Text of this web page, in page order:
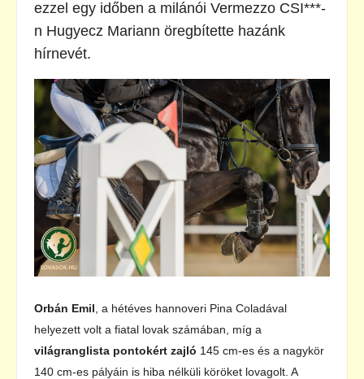
ezzel egy időben a milánói Vermezzo CSI***-
n Hugyecz Mariann öregbítette hazánk
hírnevét.
Orbán Emil , a hétéves hannoveri Pina Coladával
helyezett volt a fiatal lovak számában, míg a
világranglista pontokért zajló 145 cm-es és a nagykör
140 cm-es pályáin is hiba nélküli köröket lovagolt. A